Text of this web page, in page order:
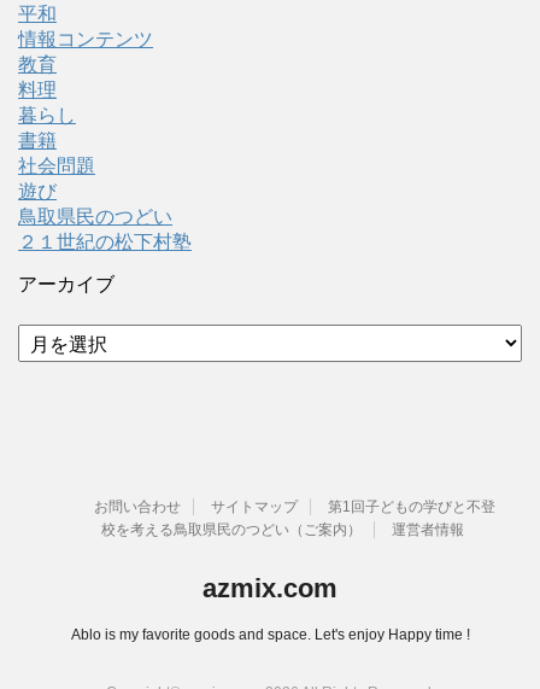
平和
情報コンテンツ
教育
料理
暮らし
書籍
社会問題
遊び
鳥取県民のつどい
２１世紀の松下村塾
アーカイブ
ア
ー
お問い合わせ サイトマップ
第1回子どもの学びと不登
校を考える鳥取県民のつどい（ご案内）
運営者情報
azmix.com
Ablo is my favorite goods and space. Let's enjoy Happy time !